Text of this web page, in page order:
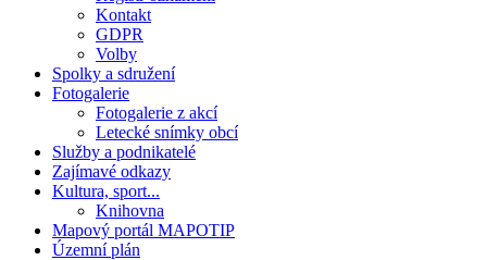
Kontakt
GDPR
Volby
Spolky a sdružení
Fotogalerie
Fotogalerie z akcí
Letecké snímky obcí
Služby a podnikatelé
Zajímavé odkazy
Kultura, sport...
Knihovna
Mapový portál MAPOTIP
Územní plán